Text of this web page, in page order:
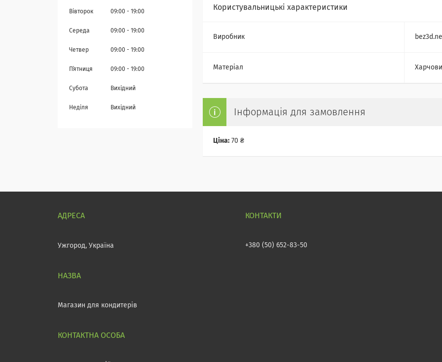
Користувальницькі характеристики
Виробник
Матеріал
Інформація для замовлення
Ціна: 70 ₴
Вівторок 09:00 19:00
Середа 09:00 19:00
Четвер 09:00 19:00
Пʼятниця 09:00 19:00
Субота Вихідний
Неділя Вихідний
Ужгород, Україна
Магазин для кондитерів
+380 (50) 652-83-50